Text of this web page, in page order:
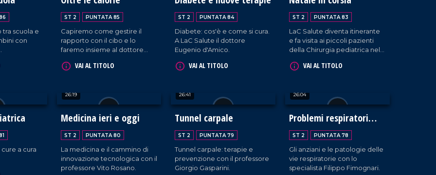
tra scuola e
con
alla
ST 2 PUNTATA 85
Capiremo come gestire il
rapporto con il cibo e lo
faremo insieme al dottore
presidente dell'associazione
Filippo Galati.
VAI AL TITOLO
ST 2 PUNTATA 84
Diabete: cos'è e come si cura.
A LaC Salute il dottore
Eugenio d'Amico.
VAI AL TITOLO
ST 2 PUNTATA 83
LaC Salute diventa itinerante
e fa visita ai piccoli pazienti
della Chirurgia pediatrica nel
VAI AL TITOLO
a cura
26:19
Medicina ieri e oggi
ST 2 PUNTATA 80
La medicina e il cammino di
innovazione tecnologica con il
professore Vito Rosano.
26:41
Tunnel carpale
ST 2 PUNTATA 79
Tunnel carpale: terapie e
prevenzione con il professore
Giorgio Gasparini.
26:04
Problemi respiratori
negli anziani
ST 2 PUNTATA 78
Gli anziani e le patologie delle
vie respiratorie con lo
specialista Filippo Fimognari.